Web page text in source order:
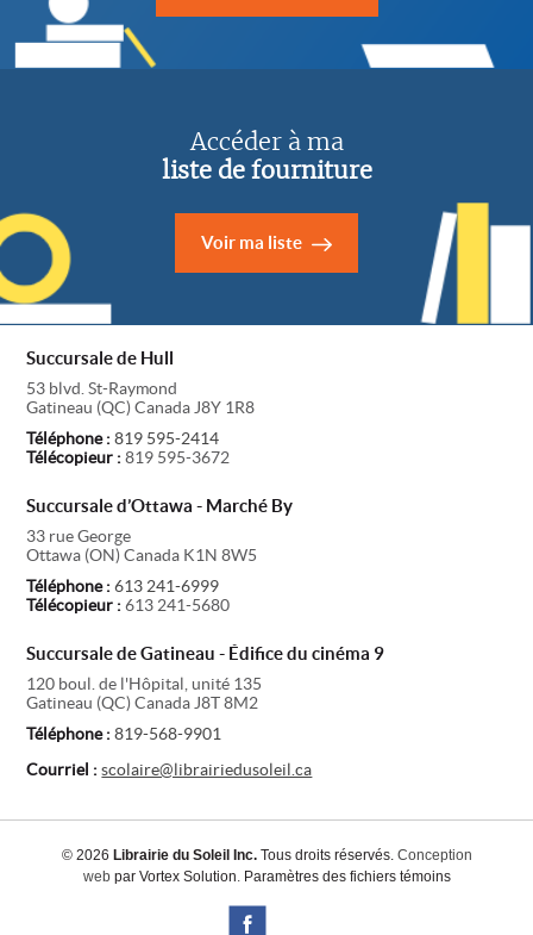
Accéder à ma
liste de fourniture
Voir ma liste
Succursale de Hull
53 blvd. St-Raymond
Gatineau (QC)Canada J8Y 1R8
Téléphone : 819 595-2414
Télécopieur : 819 595-3672
Succursale d’Ottawa - Marché By
33 rue George
Ottawa (ON)Canada K1N 8W5
Téléphone : 613 241-6999
Télécopieur : 613 241-5680
Succursale de Gatineau - Édifice du cinéma 9
120 boul. de l'Hôpital, unité 135
Gatineau (QC)Canada J8T 8M2
Téléphone : 819-568-9901
Courriel : scolaire@librairiedusoleil.ca
© 2026 Librairie du Soleil Inc.Tous droits réservés.Conception
web par Vortex Solution. Paramètres des fichiers témoins